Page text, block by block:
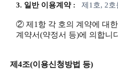
3. 일반 이용계약 : 제1호, 2
② 제1항 각 호의 계약에 대
계약서(약정서 등)에 의합니
제4조(이용신청방법 등)